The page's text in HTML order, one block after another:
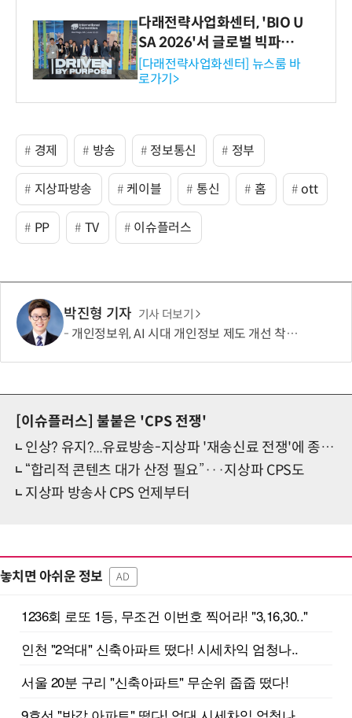
다래전략사업화센터, 'BIO U
SA 2026'서 글로벌 빅파마
와의 비즈니스 미팅 지원…K
-바이오 해외 진출 교두보 확
보
[다래전략사업화센터] 뉴스룸 바
로가기>
경제 방송 정보통신 정부
지상파방송 케이블 통신 홈 ott
PP TV 이슈플러스
박진형 기자 기사 더보기
개인정보위, AI 시대 개인정보 제도 개선 착수…국민제안 접수
[이슈플러스] 불붙은 'CPS 전쟁'
인상? 유지?...유료방송-지상파 '재송신료 전쟁'에 종편도 참전
“합리적 콘텐츠 대가 산정 필요”···지상파 CPS도
지상파 방송사 CPS 언제부터
놓치면 아쉬운 정보 AD